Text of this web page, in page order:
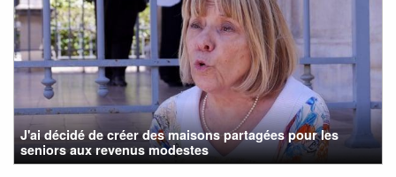
J'ai décidé de créer des maisons partagées pour les
seniors aux revenus modestes